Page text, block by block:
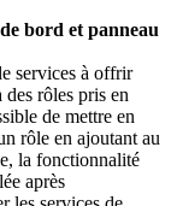
bord et panneau
services à offrir
rôles pris en
de mettre en
rôle en ajoutant au
la fonctionnalité
après